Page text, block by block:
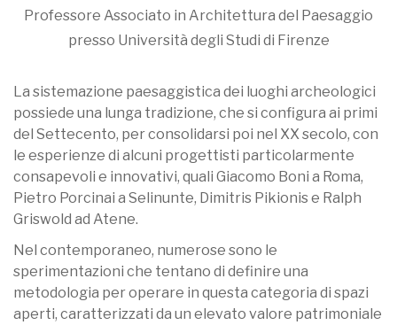
Professore Associato in Architettura del Paesaggio
presso Università degli Studi di Firenze
La sistemazione paesaggistica dei luoghi archeologici
possiede una lunga tradizione, che si configura ai primi
del Settecento, per consolidarsi poi nel XX secolo, con
le esperienze di alcuni progettisti particolarmente
consapevoli e innovativi, quali Giacomo Boni a Roma,
Pietro Porcinai a Selinunte, Dimitris Pikionis e Ralph
Griswold ad Atene.
Nel contemporaneo, numerose sono le
sperimentazioni che tentano di definire una
metodologia per operare in questa categoria di spazi
aperti, caratterizzati da un elevato valore patrimoniale